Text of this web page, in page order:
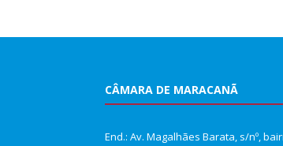
CÂMARA DE MARACANÃ
End.: Av. Magalhães Barata, s/nº,